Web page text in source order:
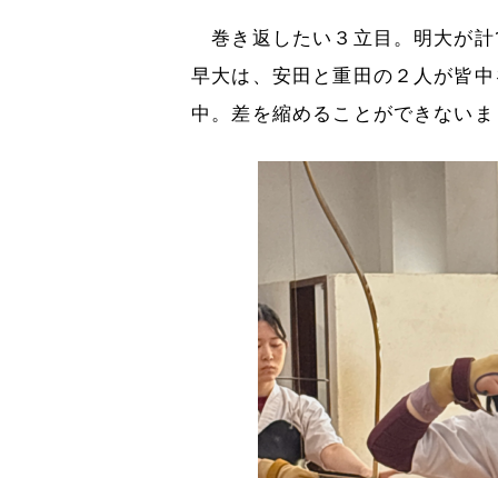
巻き返したい３立目。明大が
早大は、安田と重田の２人が皆
中。差を縮めることができない